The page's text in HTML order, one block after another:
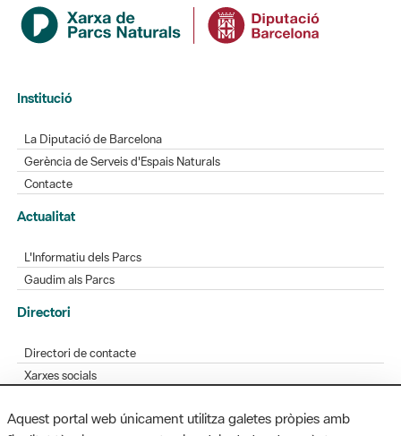
Institució
La Diputació de Barcelona
Gerència de Serveis d'Espais Naturals
Contacte
Actualitat
L'Informatiu dels Parcs
Gaudim als Parcs
Directori
Directori de contacte
Xarxes socials
Bústia de suggeriments
Aquest portal web únicament utilitza galetes pròpies amb